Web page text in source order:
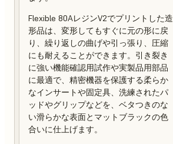
Flexible 80AレジンV2でプリントした造
形品は、変形してもすぐに元の形に戻
り、繰り返しの曲げや引っ張り、圧縮
にも耐えることができます。引き裂き
に強い機能確認用試作や実製品用部品
に最適で、精密機器を保護する柔らか
なインサートや固定具、洗練されたパ
ッドやグリップなどを、ベタつきのな
い滑らかな表面とマットブラックの色
合いに仕上げます。